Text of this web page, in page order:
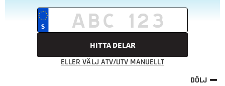
HITTA DELAR
ELLER VÄLJ ATV/UTV MANUELLT
DÖLJ